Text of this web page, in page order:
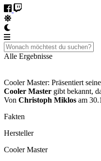
Alle Ergebnisse
Cooler Master: Präsentiert
Cooler Master gibt bekannt,
Von Christoph Miklos am
Fakten
Hersteller
Cooler Master